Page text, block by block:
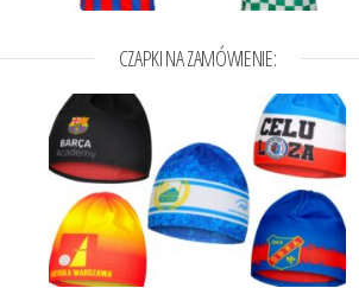
CZAPKI NA ZAMÓWIENIE: